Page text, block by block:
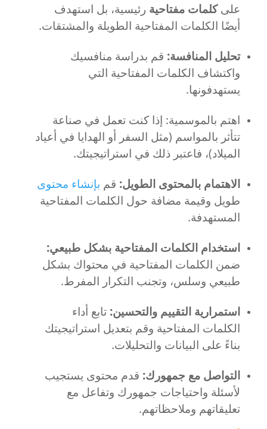
علىكلمات مفتاحية رئيسية، بل استهدف
أيضًا الكلمات المفتاحية الطويلة والمشتقات.
تحليل المنافسة: قم بدراسة منافسيك
واكتشاف الكلمات المفتاحية التي
يستهدفونها.
اهتم بالموسمية: إذا كنت تعمل في صناعة
تتأثر بالمواسم (مثل السفر أو الهدايا في أعياد
الميلاد)، فاعتبر ذلك في استراتيجيتك.
الاهتمام بالمحتوى الطويل: قم بإنشاء محتوى
طويل وقيمة مضافة حول الكلمات المفتاحية
المستهدفة.
استخدام الكلمات المفتاحية بشكل طبيعي:
ضمن الكلمات المفتاحية في محتواك بشكل
طبيعي وسلس، وتجنب التكرار المفرط.
استمرارية التقييم والتحسين: تابع أداء
الكلمات المفتاحية وقم بتعديل استراتيجيتك
بناءً على البيانات والتحليلات.
التواصل مع جمهورك: قدم محتوى يستجيب
لأسئلة واحتياجات جمهورك وتفاعل مع
تعليقاتهم وملاحظاتهم.